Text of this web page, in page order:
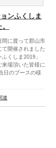
ンふくしま
間に渡って郡山市
開催されました
くしま2019」
来場頂いた皆様に
日のブースの様
連